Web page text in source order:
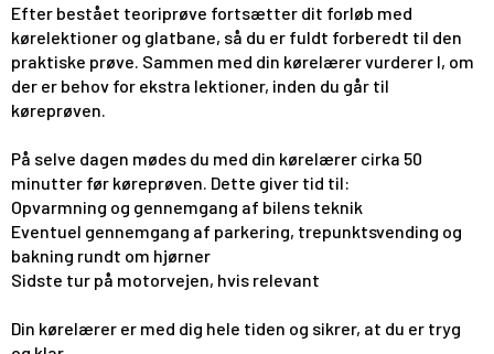
Efter bestået teoriprøve fortsætter dit forløb med
kørelektioner og glatbane, så du er fuldt forberedt til den
praktiske prøve. Sammen med din kørelærer vurderer I, om
der er behov for ekstra lektioner, inden du går til
køreprøven.
På selve dagen mødes du med din kørelærer cirka 50
minutter før køreprøven. Dette giver tid til:
Opvarmning og gennemgang af bilens teknik
Eventuel gennemgang af parkering, trepunktsvending og
bakning rundt om hjørner
Sidste tur på motorvejen, hvis relevant
Din kørelærer er med dig hele tiden og sikrer, at du er tryg